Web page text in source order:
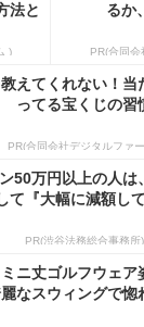
法と
)
るか
PR(合同
えてくれない！当
ってる宝くじの習
PR(合同会社デジタルファ
50万円以上の人は
て『大幅に減額し
PR(渋谷法務総合事務所)
ニ丈ゴルフウェア
麗なスウィングで惚